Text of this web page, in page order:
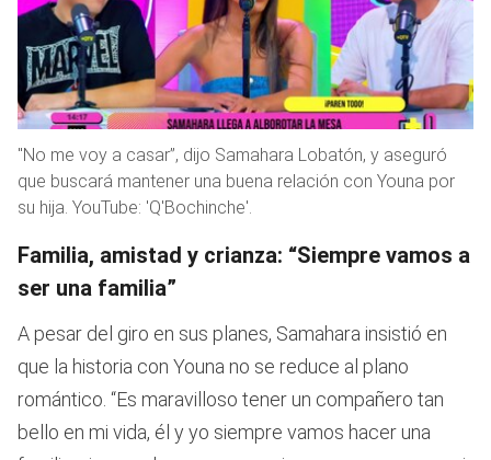
"No me voy a casar”, dijo Samahara Lobatón, y aseguró
que buscará mantener una buena relación con Youna por
su hija. YouTube: 'Q'Bochinche'.
Familia, amistad y crianza: “Siempre vamos a
ser una familia”
A pesar del giro en sus planes, Samahara insistió en
que la historia con Youna no se reduce al plano
romántico. “Es maravilloso tener un compañero tan
bello en mi vida, él y yo siempre vamos hacer una